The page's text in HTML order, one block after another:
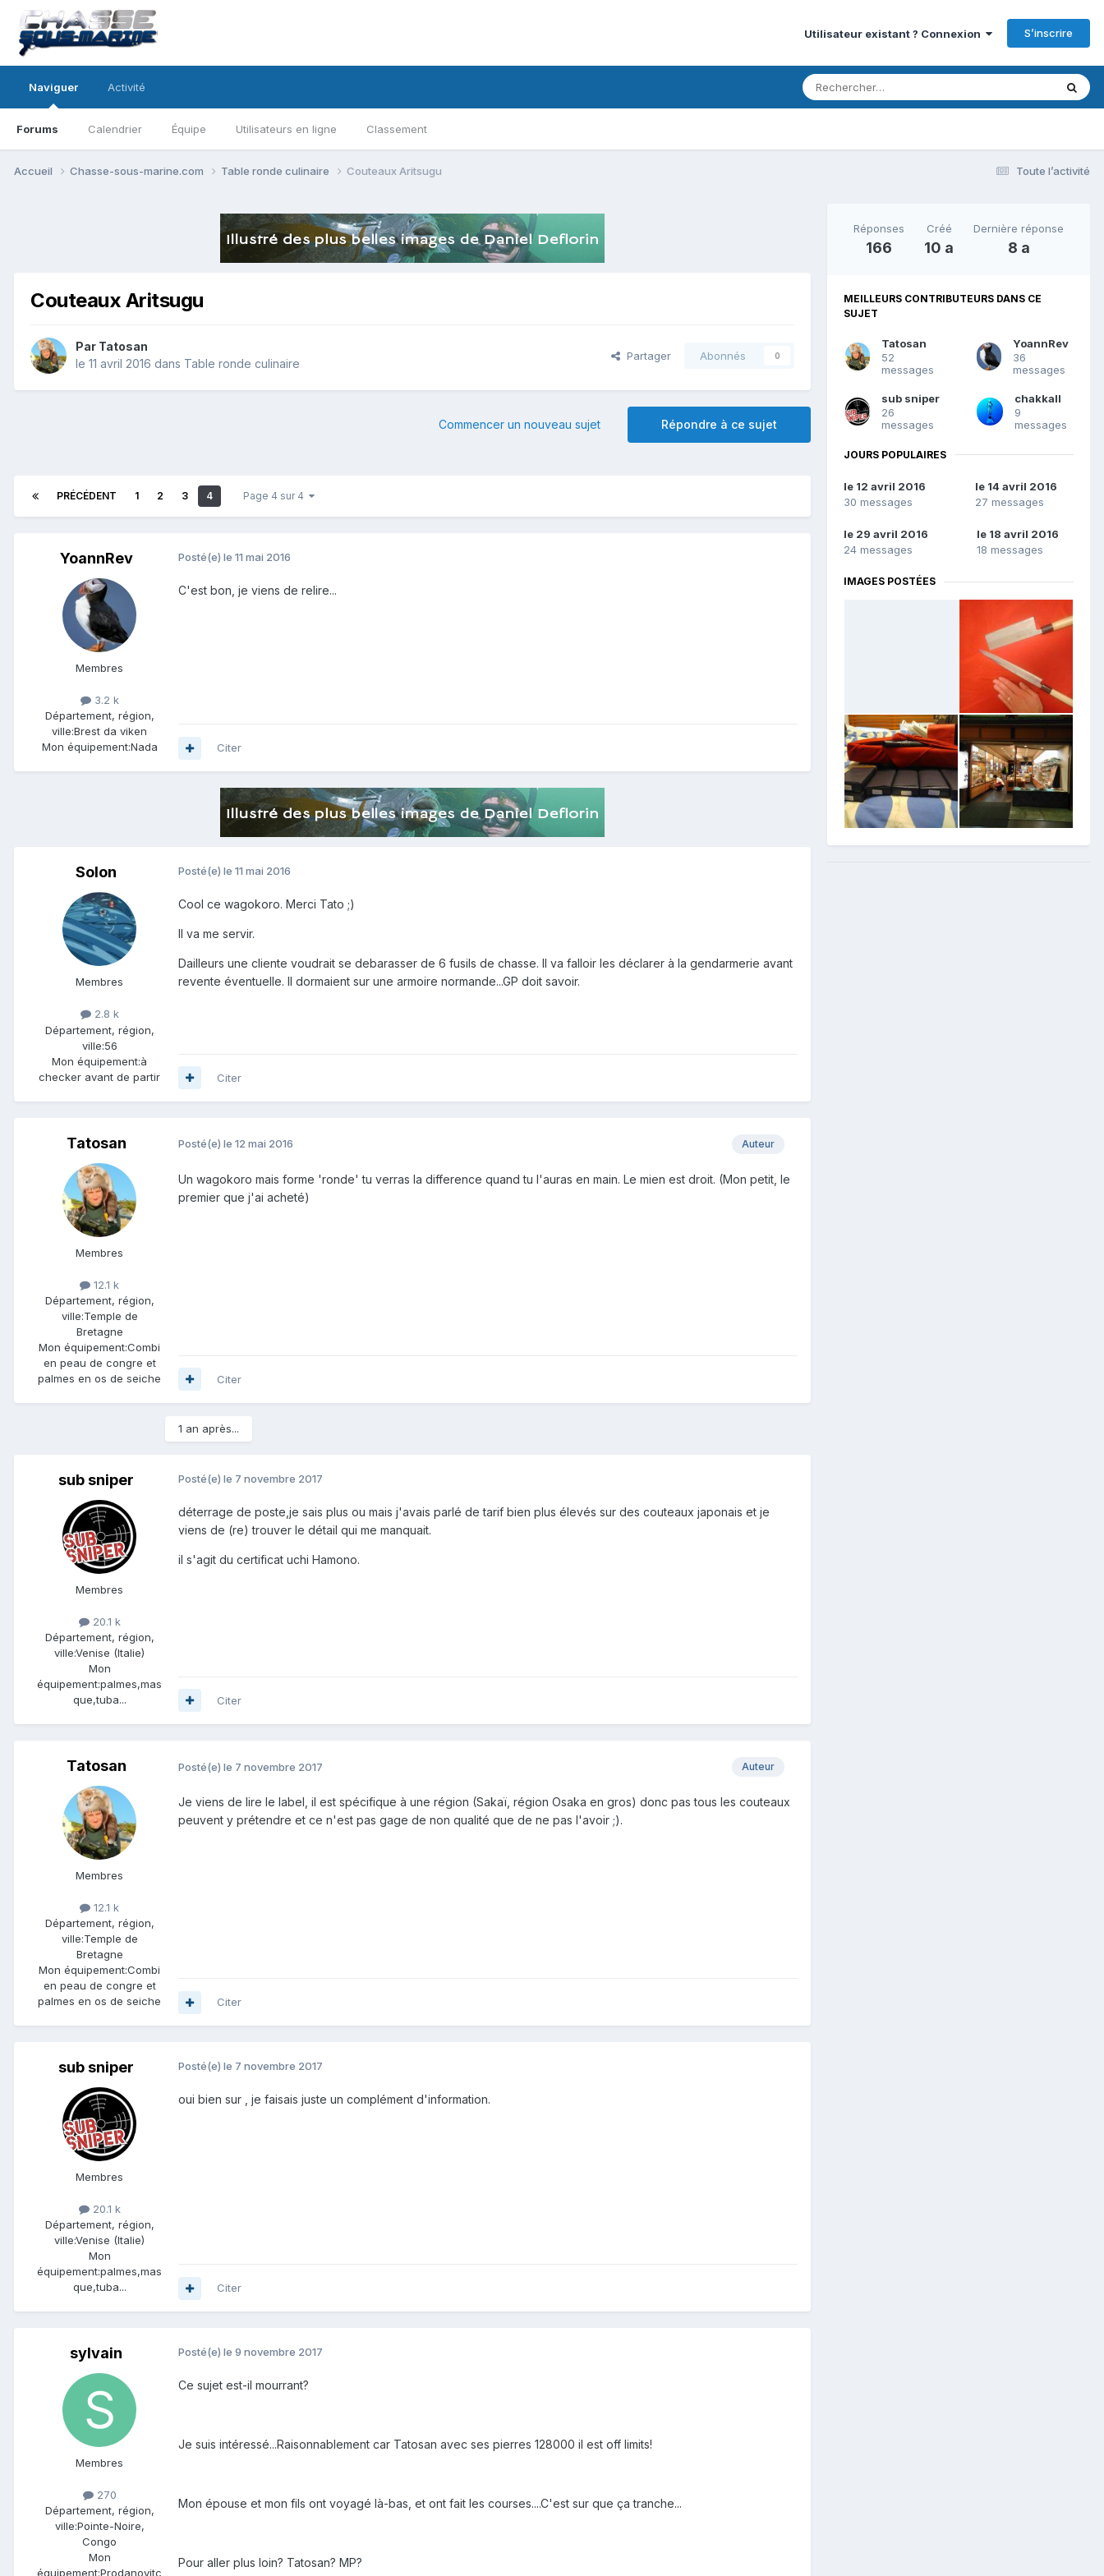
Utilisateur existant ? Connexion S’inscrire
Naviguer
Forums Calendrier Équipe Utilisateurs en ligne Classement
Activité
Toute l’activité
Accueil Chasse-sous-marine.com Table ronde culinaire Couteaux Aritsugu
Couteaux Aritsugu
Par Tatosan
le 11 avril 2016 dans Table ronde culinaire
Partager Abonnés 0
Répondre à ce sujet
Commencer un nouveau sujet
PRÉCÉDENT 1 2 3 4 Page 4 sur 4
YoannRev
Membres
3.2 k
Département, région,
ville:Brest da viken
Mon équipement:Nada
Posté(e) le 11 mai 2016
C'est bon, je viens de relire...
Citer
Solon
Membres
2.8 k
Département, région,
ville:56
Mon équipement:à
checker avant de partir
Posté(e) le 11 mai 2016
Cool ce wagokoro. Merci Tato ;)
Il va me servir.
Dailleurs une cliente voudrait se debarasser de 6 fusils de chasse. Il va falloir les déclarer à la gendarmerie avant
revente éventuelle. Il dormaient sur une armoire normande...GP doit savoir.
Citer
Tatosan
Membres
12.1 k
Département, région,
ville:Temple de
Bretagne
Mon équipement:Combi
en peau de congre et
palmes en os de seiche
Auteur
Posté(e) le 12 mai 2016
Un wagokoro mais forme 'ronde' tu verras la difference quand tu l'auras en main. Le mien est droit. (Mon petit, le
premier que j'ai acheté)
Citer
1 an après...
sub sniper
Membres
20.1 k
Département, région,
ville:Venise (Italie)
Mon
équipement:palmes,mas
que,tuba...
Posté(e) le 7 novembre 2017
déterrage de poste,je sais plus ou mais j'avais parlé de tarif bien plus élevés sur des couteaux japonais et je
viens de (re) trouver le détail qui me manquait.
il s'agit du certificat uchi Hamono.
Citer
Tatosan
Membres
12.1 k
Département, région,
ville:Temple de
Bretagne
Mon équipement:Combi
en peau de congre et
palmes en os de seiche
Auteur
Posté(e) le 7 novembre 2017
Je viens de lire le label, il est spécifique à une région (Sakaï, région Osaka en gros) donc pas tous les couteaux
peuvent y prétendre et ce n'est pas gage de non qualité que de ne pas l'avoir ;).
Citer
sub sniper
Membres
20.1 k
Département, région,
ville:Venise (Italie)
Mon
équipement:palmes,mas
que,tuba...
Posté(e) le 7 novembre 2017
oui bien sur , je faisais juste un complément d'information.
Citer
sylvain
Membres
270
Département, région,
ville:Pointe-Noire,
Congo
Mon
équipement:Prodanovitc
Posté(e) le 9 novembre 2017
Ce sujet est-il mourrant?
Je suis intéressé...Raisonnablement car Tatosan avec ses pierres 128000 il est off limits!
Mon épouse et mon fils ont voyagé là-bas, et ont fait les courses....C'est sur que ça tranche...
Pour aller plus loin? Tatosan? MP?
Réponses
166
Créé
10 a
Dernière réponse
8 a
MEILLEURS CONTRIBUTEURS DANS CE
SUJET
Tatosan
52
messages
YoannRev
36
messages
sub sniper
26
messages
chakkall
9
messages
JOURS POPULAIRES
le 12 avril 2016
30 messages
le 14 avril 2016
27 messages
le 29 avril 2016
24 messages
le 18 avril 2016
18 messages
IMAGES POSTÉES